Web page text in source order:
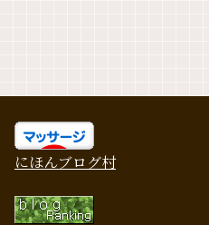
にほんブログ村